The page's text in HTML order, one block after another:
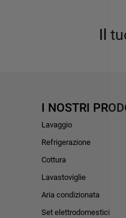
Il
I NOSTRI
Lavaggio
Refrigerazione
Cottura
Lavastoviglie
Aria condizionata
Set elettrodomestici